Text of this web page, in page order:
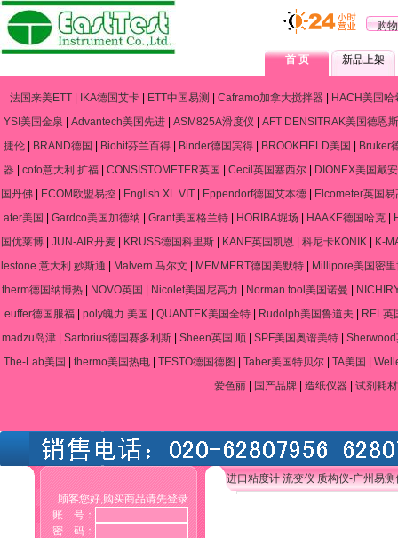
购
首 页 新品上架
法国来美ETT IKA德国艾卡 ETT中国易测 Caframo加拿大搅拌器
HACH美国哈
YSI美国金泉
Advantech美国先进| ASM825A滑度仪
AFT DENSITRAK美国德恩斯
捷伦| BRAND德国 Biohit芬兰百得| Binder德国宾得| BROOKFIELD美国
Bruker
器| cofo意大利 扩福| CONSISTOMETER英国 Cecil英国塞西尔| DIONEX美国戴安
国丹佛| ECOM欧盟易控| English XL VIT| Eppendorf德国艾本德|
Elcometer英国易
ater美国
Gardco美国加德纳 Grant美国格兰特| HORIBA堀场 HAAKE德国哈克|
国优莱博
JUN-AIR丹麦 KRUSS德国科里斯 KANE英国凯恩 科尼卡KONIK
K-
lestone 意大利 妙斯通
Malvern 马尔文 MEMMERT德国美默特
Millipore美国密
therm德国纳博热| NOVO英国 Nicolet美国尼高力 Norman tool美国诺曼
euffer德国服福| poly魄力 美国 QUANTEK美国全特| Rudolph美国鲁道夫
REL英
madzu岛津
Sartorius德国赛多利斯 Sheen英国 顺 SPF美国奥谱美特
The-Lab美国
thermo美国热电| TESTO德国德图 Taber美国特贝尔| TA美国
爱色丽| 国产品牌| 造纸仪器| 试剂耗材
顾客您好,购买商品请先登录
账 号：
密 码：
进口粘度计 流变仪 质构仪-广州易